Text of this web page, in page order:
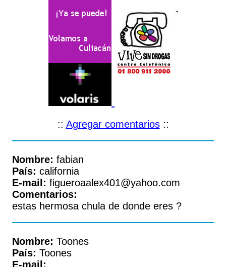
:: Agregar comentarios::
Nombre: fabian
País: california
E-mail: figueroaalex401@yahoo.com
Comentarios:
estas hermosa chula de donde eres ?
Nombre: Toones
País: Toones
E-mail: